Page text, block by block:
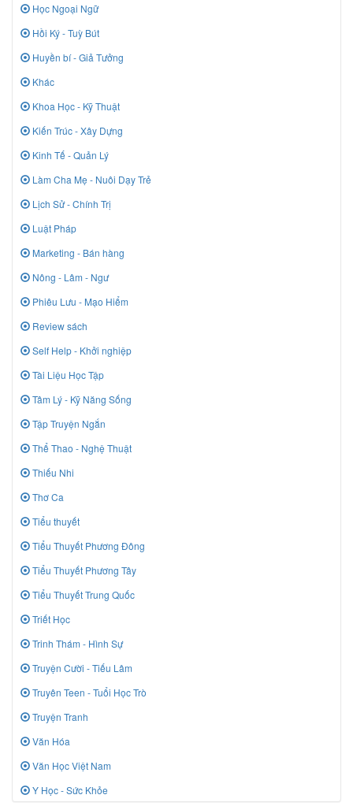
Học Ngoại Ngữ
Hồi Ký - Tuỳ Bút
Huyền bí - Giả Tưởng
Khác
Khoa Học - Kỹ Thuật
Kiến Trúc - Xây Dựng
Kinh Tế - Quản Lý
Làm Cha Mẹ - Nuôi Dạy Trẻ
Lịch Sử - Chính Trị
Luật Pháp
Marketing - Bán hàng
Nông - Lâm - Ngư
Phiêu Lưu - Mạo Hiểm
Review sách
Self Help - Khởi nghiệp
Tài Liệu Học Tập
Tâm Lý - Kỹ Năng Sống
Tập Truyện Ngắn
Thể Thao - Nghệ Thuật
Thiếu Nhi
Thơ Ca
Tiểu thuyết
Tiểu Thuyết Phương Đông
Tiểu Thuyết Phương Tây
Tiểu Thuyết Trung Quốc
Triết Học
Trinh Thám - Hình Sự
Truyện Cười - Tiếu Lâm
Truyên Teen - Tuổi Học Trò
Truyện Tranh
Văn Hóa
Văn Học Việt Nam
Y Học - Sức Khỏe